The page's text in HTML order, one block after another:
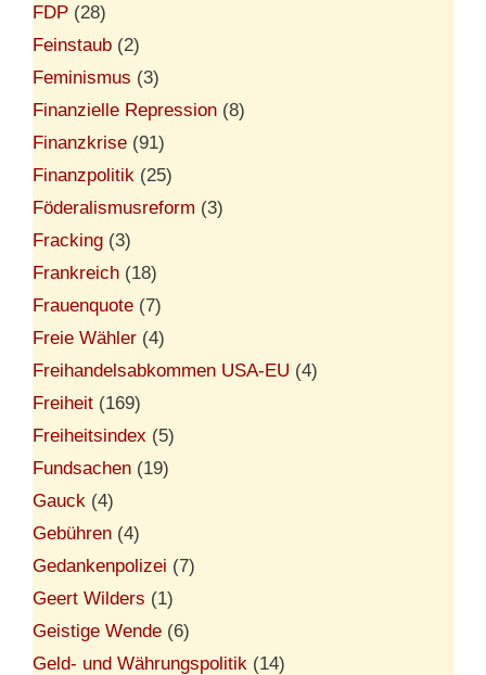
FDP (28)
Feinstaub (2)
Feminismus (3)
Finanzielle Repression (8)
Finanzkrise (91)
Finanzpolitik (25)
Föderalismusreform (3)
Fracking (3)
Frankreich (18)
Frauenquote (7)
Freie Wähler (4)
Freihandelsabkommen USA-EU (4)
Freiheit (169)
Freiheitsindex (5)
Fundsachen (19)
Gauck (4)
Gebühren (4)
Gedankenpolizei (7)
Geert Wilders (1)
Geistige Wende (6)
Geld- und Währungspolitik (14)